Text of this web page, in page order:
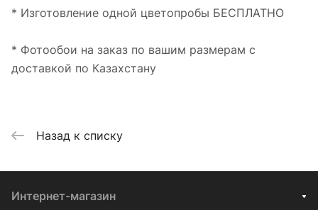
* Изготовление одной цветопробы БЕСПЛАТНО
* Фотообои на заказ по вашим размерам с
доставкой по Казахстану
Назад к списку
Интернет-магазин